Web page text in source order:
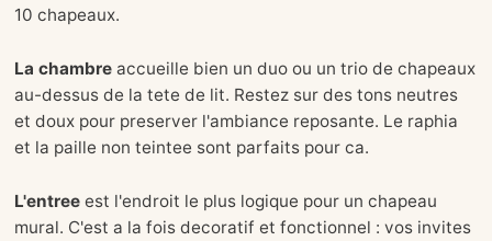
10 chapeaux.
La chambre accueille bien un duo ou un trio de chapeaux
au-dessus de la tete de lit. Restez sur des tons neutres
et doux pour preserver l'ambiance reposante. Le raphia
et la paille non teintee sont parfaits pour ca.
L'entree est l'endroit le plus logique pour un chapeau
mural. C'est a la fois decoratif et fonctionnel : vos invites